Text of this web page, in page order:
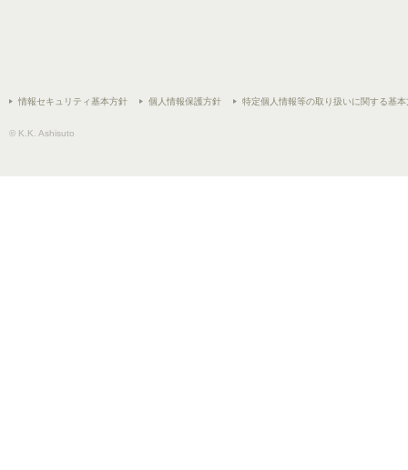
情報セキュリティ基本方針 個人情報保護方針 特定個人情報等の取り扱いに関する基本
© K.K. Ashisuto